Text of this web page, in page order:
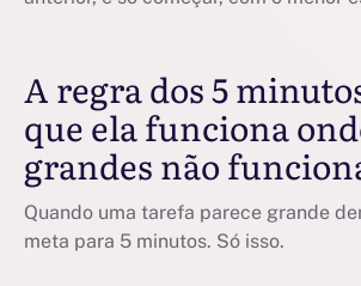
A regra dos 5
que ela funciona
grandes não
Quando uma tarefa parece grande
meta para 5 minutos. Só isso.